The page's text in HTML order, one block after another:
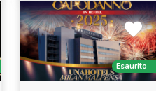
Esaurito